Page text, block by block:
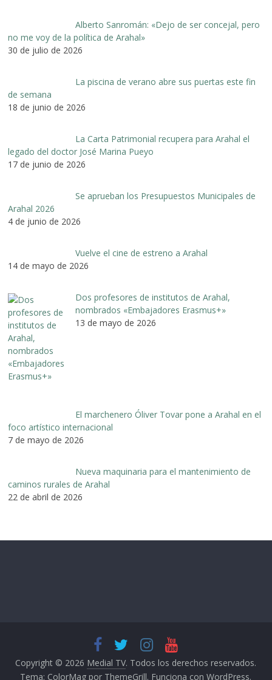
Alberto Sanromán: «Dejo de ser concejal, pero
no me voy de la política de Arahal»
30 de julio de 2026
La piscina de verano abre sus puertas este fin
de semana
18 de junio de 2026
La Carta Patrimonial recupera para Arahal el
legado del doctor José Marina Pueyo
17 de junio de 2026
Se aprueban los Presupuestos Municipales de
Arahal 2026
4 de junio de 2026
Vuelve el cine de estreno a Arahal
14 de mayo de 2026
Dos profesores de institutos de Arahal,
nombrados «Embajadores Erasmus+»
13 de mayo de 2026
El marchenero Óliver Tovar pone a Arahal en el
foco artístico internacional
7 de mayo de 2026
Nueva maquinaria para el mantenimiento de
caminos rurales de Arahal
22 de abril de 2026
Copyright © 2026 Medial TV. Todos los derechos reservados.
Tema: ColorMag por ThemeGrill. Funciona conWordPress.